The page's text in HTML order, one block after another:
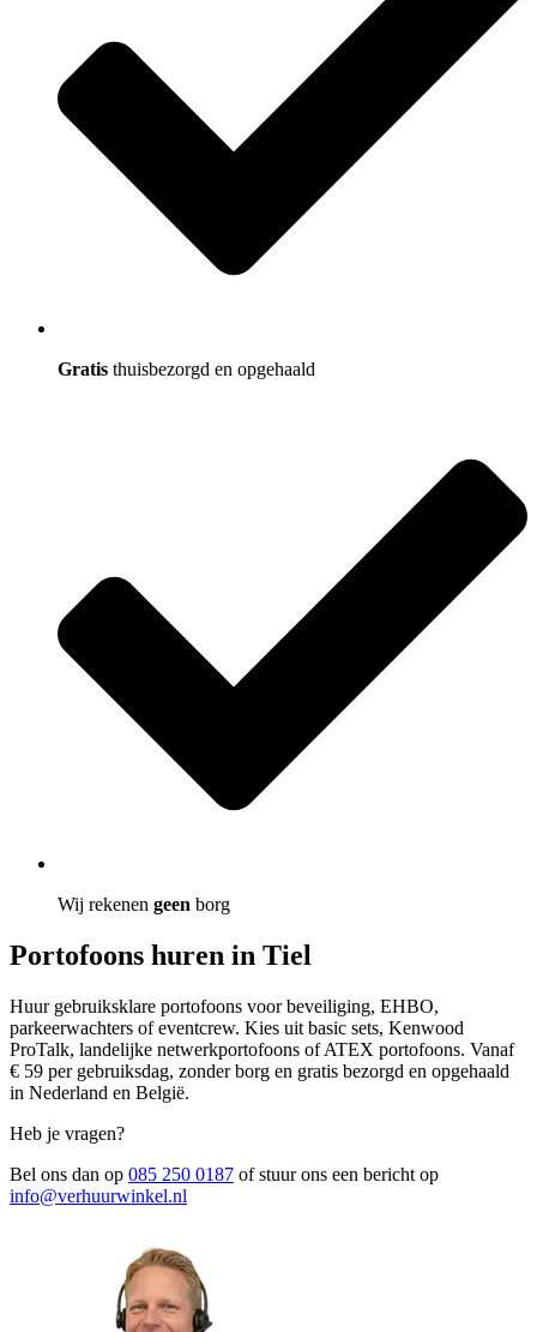
Gratis thuisbezorgd en opgehaald
Wij rekenen geen borg
Portofoons huren in Tiel
Huur gebruiksklare portofoons voor beveiliging, EHBO,
parkeerwachters of eventcrew. Kies uit basic sets, Kenwood
ProTalk, landelijke netwerkportofoons of ATEX portofoons. Vanaf
€ 59 per gebruiksdag, zonder borg en gratis bezorgd en opgehaald
in Nederland en België.
Heb je vragen?
Bel ons dan op 085 250 0187 of stuur ons een bericht op
info@verhuurwinkel.nl